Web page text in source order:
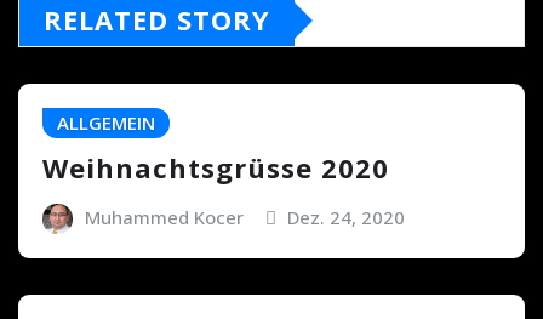
RELATED STORY
ALLGEMEIN
Weihnachtsgrüsse 2020
Muhammed Kocer Dez. 24, 2020